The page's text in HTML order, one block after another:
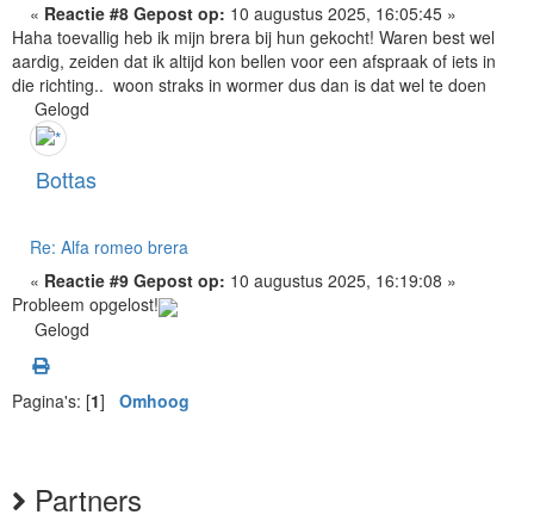
« Reactie #8 Gepost op: 10 augustus 2025, 16:05:45 »
Haha toevallig heb ik mijn brera bij hun gekocht! Waren best wel
aardig, zeiden dat ik altijd kon bellen voor een afspraak of iets in
die richting.. woon straks in wormer dus dan is dat wel te doen
Gelogd
Bottas
Re: Alfa romeo brera
« Reactie #9 Gepost op: 10 augustus 2025, 16:19:08 »
Probleem opgelost!
Gelogd
Pagina's: [1] Omhoog
Partners